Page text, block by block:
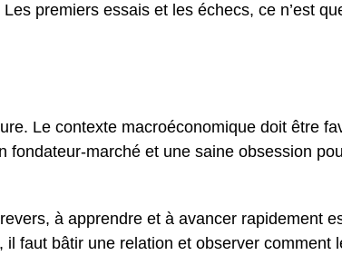
premiers essais et les échecs, ce n’est
Le contexte macroéconomique doit être
fondateur-marché et une saine obsession
à apprendre et à avancer rapidement
faut bâtir une relation et observer comment